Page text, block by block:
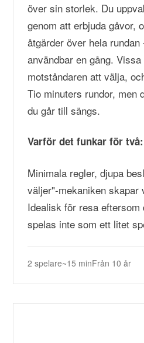
över sin storlek. Du
genom att erbjuda gåvor,
åtgärder över hela
användbar en gång.
motståndaren att välja,
Tio minuters rundor, men
du går till sängs.
Varför det funkar för två:
Minimala regler, djupa
väljer"-mekaniken skapar
Idealisk för resa
spelas inte som ett litet
2 spelare~15 minFrån 10 år